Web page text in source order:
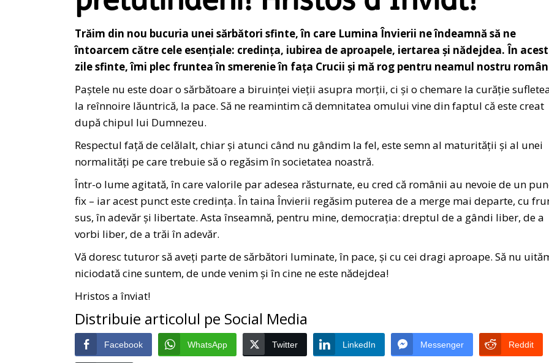
Trăim din nou bucuria unei sărbători sfinte, în care Lumina Învierii ne îndeamnă să ne
întoarcem către cele esențiale: credința, iubirea de aproapele, iertarea și nădejdea. În
zile sfinte, îmi plec fruntea în smerenie în fața Crucii și mă rog pentru neamul nostru
Paștele nu este doar o sărbătoare a biruinței vieții asupra morții, ci și o chemare la curăție
la reînnoire lăuntrică, la pace. Să ne reamintim că demnitatea omului vine din faptul că este creat
după chipul lui Dumnezeu.
Respectul față de celălalt, chiar și atunci când nu gândim la fel, este semn al maturității și al unei
normalități pe care trebuie să o regăsim în societatea noastră.
Într-o lume agitată, în care valorile par adesea răsturnate, eu cred că românii au nevoie de un
fix – iar acest punct este credința. În taina Învierii regăsim puterea de a merge mai departe, cu
sus, în adevăr și libertate. Asta înseamnă, pentru mine, democrația: dreptul de a gândi liber, de a
vorbi liber, de a trăi în adevăr.
Vă doresc tuturor să aveți parte de sărbători luminate, în pace, și cu cei dragi aproape. Să nu
niciodată cine suntem, de unde venim și în cine ne este nădejdea!
Hristos a înviat!
Distribuie articolul pe Social Media
Facebook WhatsApp Twitter LinkedIn Messenger Reddit